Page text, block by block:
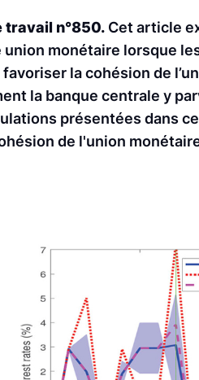
travail n°850. Cet article
monétaire lorsque
la cohésion de
la banque centrale y
présentées dans
de l'union